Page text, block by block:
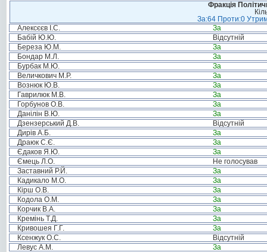
Фракція
За:64 Проти:0
Алексєєв І.С.
За
Бабій Ю.Ю.
Відсутній
Береза Ю.М.
За
Бондар М.Л.
За
Бурбак М.Ю.
За
Величкович М.Р.
За
Вознюк Ю.В.
За
Гаврилюк М.В.
За
Горбунов О.В.
За
Данілін В.Ю.
За
Дзензерський Д.В.
Відсутній
Дирів А.Б.
За
Драюк С.Є.
За
Єдаков Я.Ю.
За
Ємець Л.О.
Не голосував
Заставний Р.Й.
За
Кадикало М.О.
За
Кірш О.В.
За
Кодола О.М.
За
Корчик В.А.
За
Кремінь Т.Д.
За
Кривошея Г.Г.
За
Ксенжук О.С.
Відсутній
Левус А.М.
За